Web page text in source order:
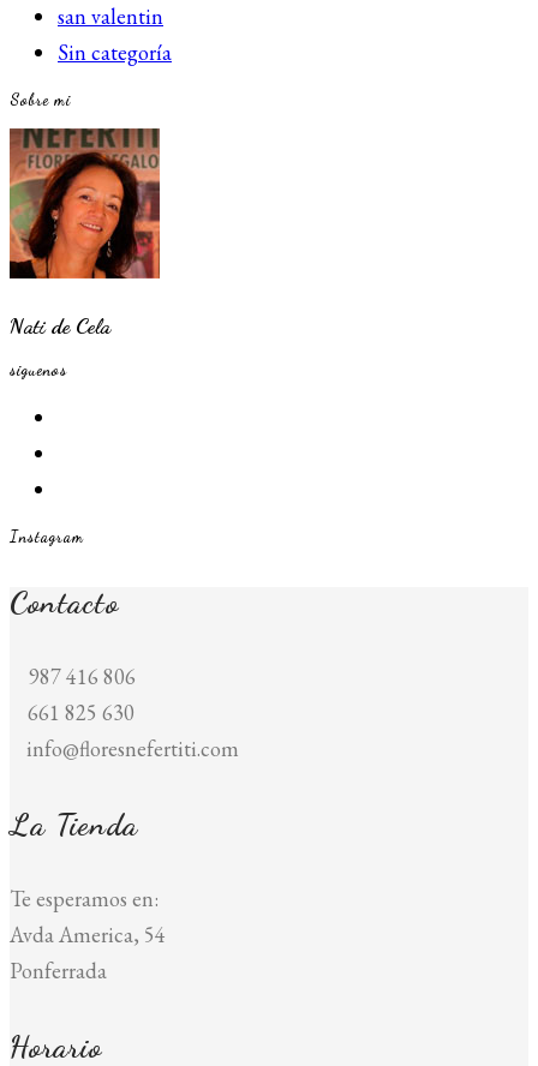
san valentin
Sin categoría
Sobre mi
Nati de Cela
siguenos
pestaña
nueva
una
pestaña
Instagram
Contacto
987 416 806
661 825 630
info@floresnefertiti.com
La Tienda
Te esperamos en:
Avda America, 54
Ponferrada
Horario